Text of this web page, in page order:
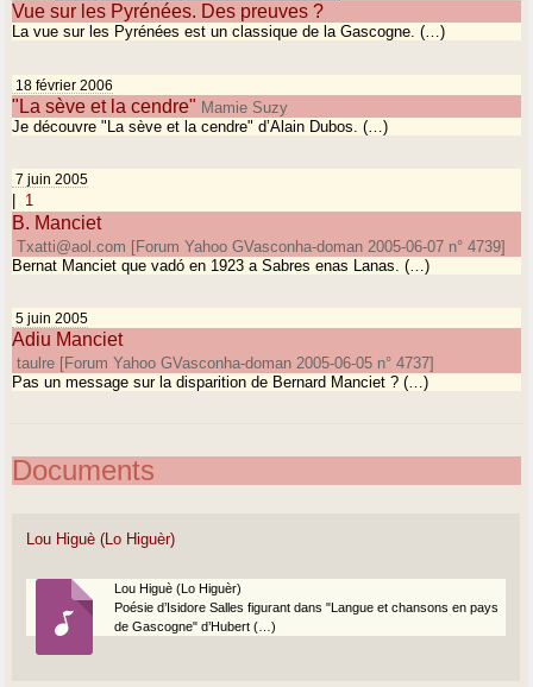
Vue sur les Pyrénées. Des preuves ?
La vue sur les Pyrénées est un classique de la Gascogne. (…)
18 février 2006
"La sève et la cendre" Mamie Suzy
Je découvre "La sève et la cendre" d’Alain Dubos. (…)
7 juin 2005
1
B. Manciet
Txatti@aol.com [Forum Yahoo GVasconha-doman 2005-06-07 n° 4739]
Bernat Manciet que vadó en 1923 a Sabres enas Lanas. (…)
5 juin 2005
Adiu Manciet
taulre [Forum Yahoo GVasconha-doman 2005-06-05 n° 4737]
Pas un message sur la disparition de Bernard Manciet ? (…)
Documents
Lou Higuè (Lo Higuèr)
Lou Higuè (Lo Higuèr)
Poésie d’Isidore Salles figurant dans "Langue et chansons en pays
de Gascogne" d’Hubert (…)